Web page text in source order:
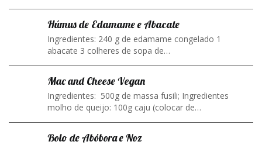
Húmus de Edamame e Abacate
Ingredientes: 240 g de edamame congelado 1
abacate 3 colheres de sopa de…
Mac and Cheese Vegan
Ingredientes: 500g de massa fusili; Ingredientes
molho de queijo: 100g caju (colocar de…
Bolo de Abóbora e Noz